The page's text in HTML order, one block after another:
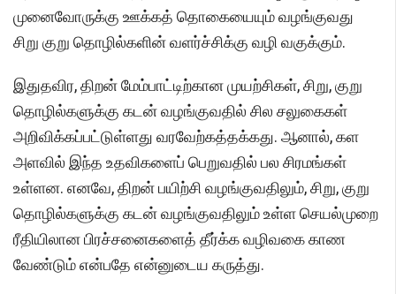
முனைவோருக்கு ஊக்கத் தொகையையும் வழங்குவது
சிறு குறு தொழில்களின் வளர்ச்சிக்கு வழி வகுக்கும்.
இதுதவிர, திறன் மேம்பாட்டிற்கான முயற்சிகள், சிறு, குறு
தொழில்களுக்கு கடன் வழங்குவதில் சில சலுகைகள்
அறிவிக்கப்பட்டுள்ளது வரவேற்கத்தக்கது. ஆனால், கள
அளவில் இந்த உதவிகளைப் பெறுவதில் பல சிரமங்கள்
உள்ளன. எனவே, திறன் பயிற்சி வழங்குவதிலும், சிறு, குறு
தொழில்களுக்கு கடன் வழங்குவதிலும் உள்ள செயல்முறை
ரீதியிலான பிரச்சனைகளைத் தீர்க்க வழிவகை காண
வேண்டும் என்பதே என்னுடைய கருத்து.